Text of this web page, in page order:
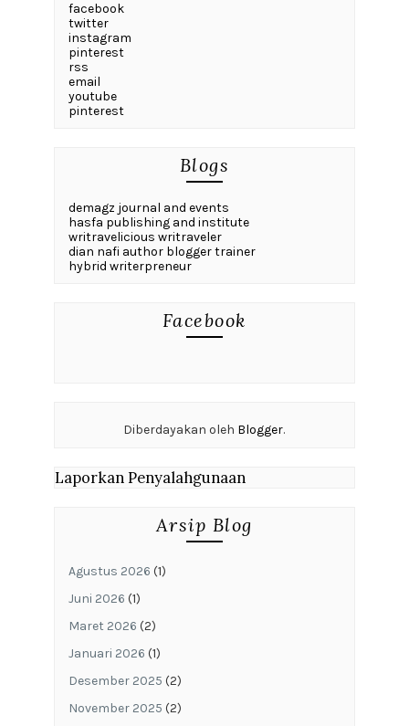
facebook
twitter
instagram
pinterest
rss
email
youtube
pinterest
Blogs
demagz journal and events
hasfa publishing and institute
writravelicious writraveler
dian nafi author blogger trainer
hybrid writerpreneur
Facebook
Diberdayakan oleh Blogger.
Laporkan Penyalahgunaan
Arsip Blog
Agustus 2026 (1)
Juni 2026 (1)
Maret 2026 (2)
Januari 2026 (1)
Desember 2025 (2)
November 2025 (2)